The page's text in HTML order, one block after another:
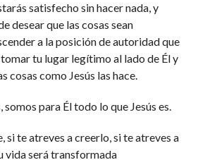
satisfecho sin hacer nada, y
desear que las cosas sean
a la posición de autoridad que
tomar tu lugar legítimo al lado de Él y
cosas como Jesús las hace.
para Él todo lo que Jesús es.
si te atreves a creerlo, si te atreves a
vida será transformada